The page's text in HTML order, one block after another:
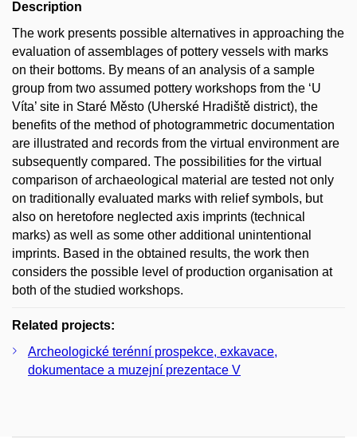
Description
The work presents possible alternatives in approaching the
evaluation of assemblages of pottery vessels with marks
on their bottoms. By means of an analysis of a sample
group from two assumed pottery workshops from the ‘U
Víta’ site in Staré Město (Uherské Hradiště district), the
benefits of the method of photogrammetric documentation
are illustrated and records from the virtual environment are
subsequently compared. The possibilities for the virtual
comparison of archaeological material are tested not only
on traditionally evaluated marks with relief symbols, but
also on heretofore neglected axis imprints (technical
marks) as well as some other additional unintentional
imprints. Based in the obtained results, the work then
considers the possible level of production organisation at
both of the studied workshops.
Related projects:
Archeologické terénní prospekce, exkavace,
dokumentace a muzejní prezentace V